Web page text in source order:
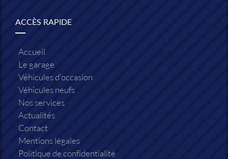
ACCÈS RAPIDE
Accueil
Le garage
Véhicules d'occasion
Véhicules neufs
Nos services
Actualités
Contact
Mentions légales
Politique de confidentialité